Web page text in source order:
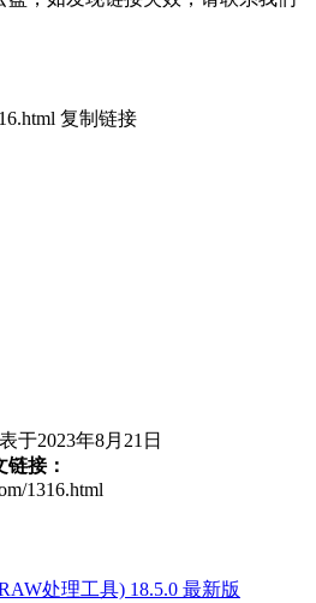
复制链接
于2023年8月21日
接：
1316.html
处理工具) 18.5.0 最新版